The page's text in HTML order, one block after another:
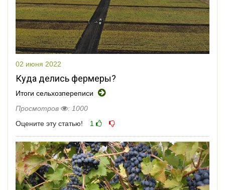
02 июня 2022
Куда делись фермеры?
Итоги сельхозпереписи
Просмотров
: 1000
Оцените эту статью!
1